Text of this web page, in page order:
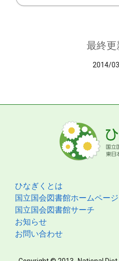
最終更
2014/
ひなぎくとは
国立国会図書館ホームページ
国立国会図書館サーチ
お知らせ
お問い合わせ